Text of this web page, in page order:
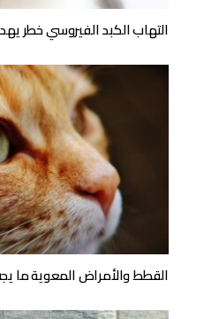
التهاب الكبد الفيروسي خطر
القطط والأمراض المعوية ما